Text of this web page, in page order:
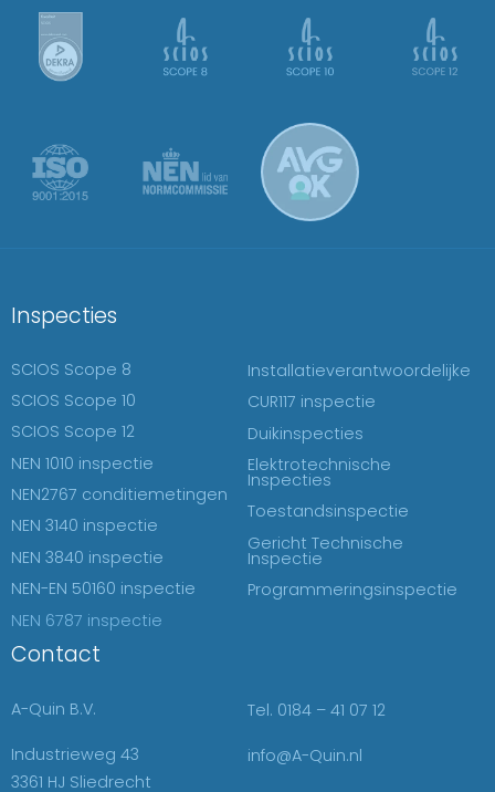
Inspecties
SCIOS Scope 8
SCIOS Scope 10
SCIOS Scope 12
NEN 1010 inspectie
NEN2767 conditiemetingen
NEN 3140 inspectie
NEN 3840 inspectie
NEN-EN 50160 inspectie
NEN 6787 inspectie
Installatieverantwoordelijke
CUR117 inspectie
Duikinspecties
Elektrotechnische
Inspecties
Toestandsinspectie
Gericht Technische
Inspectie
Programmeringsinspectie
Contact
A-Quin B.V.
Industrieweg 43
3361 HJ Sliedrecht
Tel. 0184 – 41 07 12
info@A-Quin.nl